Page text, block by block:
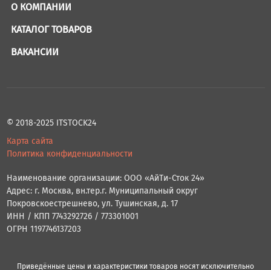
О КОМПАНИИ
КАТАЛОГ ТОВАРОВ
ВАКАНСИИ
© 2018-2025 ITSTOCK24
Карта сайта
Политика конфиденциальности
Наименование организации: ООО «АйТи-Сток 24»
Адрес: г. Москва, вн.тер.г. Муниципальный округ
Покровскоестрешнево, ул. Тушинская, д. 17
ИНН / КПП 7743292726 / 773301001
ОГРН 1197746137203
Приведённые цены и характеристики товаров носят исключительно